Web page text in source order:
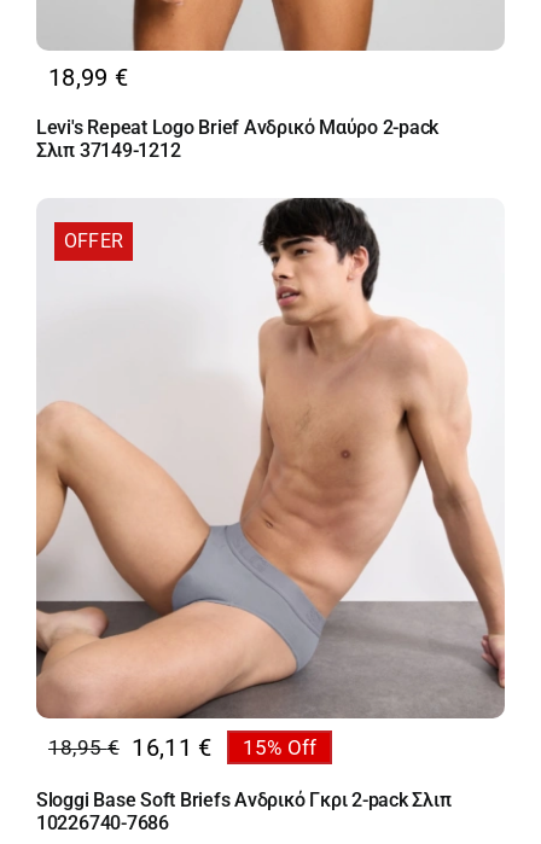
18,99 €
Levi's Repeat Logo Brief Ανδρικό Μαύρο 2-pack
Σλιπ 37149-1212
OFFER
18,95€
Original
price
was:
16,11 €
Η
τρέχουσα
τιμή
15% Off
Sloggi Base Soft Briefs Ανδρικό Γκρι 2-pack Σλιπ
10226740-7686